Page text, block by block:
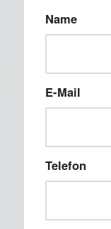
Name
E-Mail
Telefon